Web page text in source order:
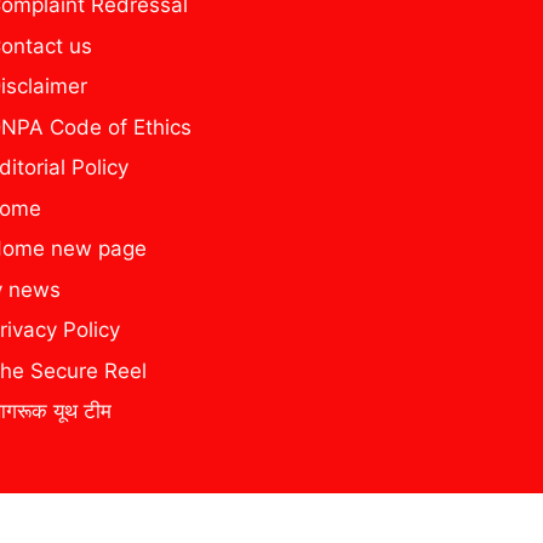
Redressal
us
Code of Ethics
Policy
new page
news
Policy
Secure Reel
यूथ टीम